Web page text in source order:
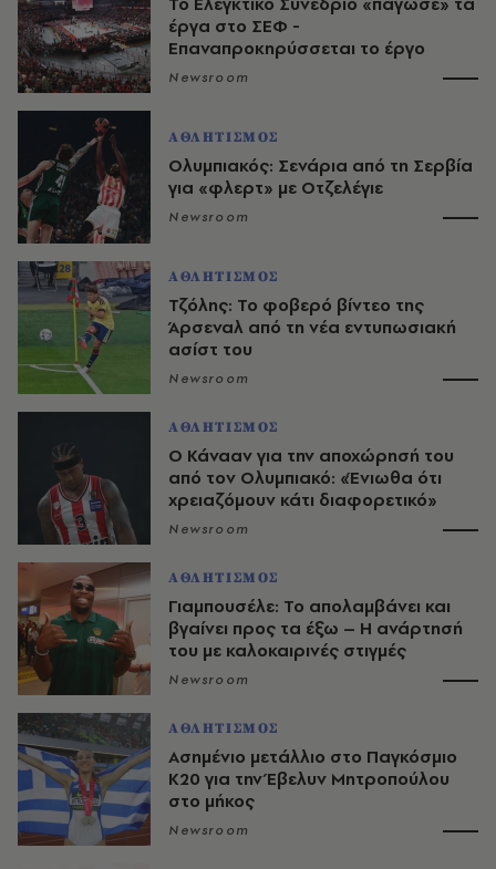
έργα στο ΣΕΦ -
Επαναπροκηρύσσεται το έργο
Newsroom
ΑΘΛΗΤΙΣΜΟΣ
Ολυμπιακός: Σενάρια από τη Σερβία
για «φλερτ» με Οτζελέγιε
Newsroom
ΑΘΛΗΤΙΣΜΟΣ
Τζόλης: Το φοβερό βίντεο της
Άρσεναλ από τη νέα εντυπωσιακή
ασίστ του
Newsroom
ΑΘΛΗΤΙΣΜΟΣ
Ο Κάνααν για την αποχώρησή του
από τον Ολυμπιακό: «Ένιωθα ότι
χρειαζόμουν κάτι διαφορετικό»
Newsroom
ΑΘΛΗΤΙΣΜΟΣ
Γιαμπουσέλε: Το απολαμβάνει και
βγαίνει προς τα έξω – Η ανάρτησή
του με καλοκαιρινές στιγμές
Newsroom
ΑΘΛΗΤΙΣΜΟΣ
Ασημένιο μετάλλιο στο Παγκόσμιο
Κ20 για την Έβελυν Μητροπούλου
στο μήκος
Newsroom